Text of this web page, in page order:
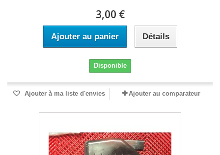
3,00 €
Ajouter au panier Détails
Disponible
Ajouter à ma liste d'envies Ajouter au comparateur